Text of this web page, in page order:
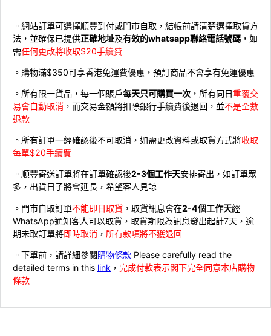
。網站訂單可選擇順豐到付或門市自取，結帳前請清楚選擇取貨方
法，並確保已提供正確地址及有效的whatsapp聯絡電話號碼 ，如
需任何更改將收取$20手續費
。購物滿$350可享香港免運費優惠，預訂商品不會享有免運優惠
。所有限一貨品，每一個賬戶每天只可購買一次 ，所有同日重覆交
易會自動取消 ，而交易金額將扣除銀行手續費後退回，並不是全數
退款
。所有訂單一經確認後不可取消，如需更改資料或取貨方式將收取
每單$20手續費
。順豐寄送訂單將在訂單確認後2-3個工作天安排寄出，如訂單眾
多，出貨日子將會延長，希望客人見諒
。門市自取訂單不能即日取貨 ，取貨訊息會在2-4個工作天經
WhatsApp通知客人可以取貨，取貨期限為訊息發出起計7天，逾
期未取訂單將即時取消 ， 所有款項將不獲退回
。下單前，請詳細參閱購物條款 Please carefully read the
detailed terms in this link ， 完成付款表示閣下完全同意本店購物
條款